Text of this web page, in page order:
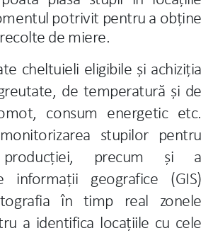
potrivit pentru a obține
de miere.
cheltuieli eligibile și achiziția
de temperatură şi de
consum energetic etc.
stupilor pentru
producției, precum și a
informații geografice (GIS)
în timp real zonele
a identifica locațiile cu cele